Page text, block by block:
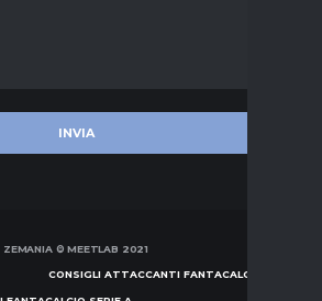
ZEMANIA © MEETLAB 2021
CONSIGLI ATTACCANTI FANTACALCIO SERIE A